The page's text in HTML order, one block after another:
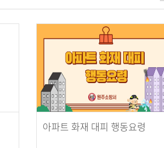
아파트 화재 대피 행동요령